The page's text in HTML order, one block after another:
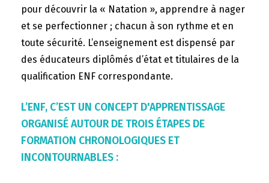
pour découvrir la « Natation », apprendre à nager
et se perfectionner ; chacun à son rythme et en
toute sécurité. L’enseignement est dispensé par
des éducateurs diplômés d’état et titulaires de la
qualification ENF correspondante.
L’ENF, C’EST UN CONCEPT D'APPRENTISSAGE
ORGANISÉ AUTOUR DE TROIS ÉTAPES DE
FORMATION CHRONOLOGIQUES ET
INCONTOURNABLES :